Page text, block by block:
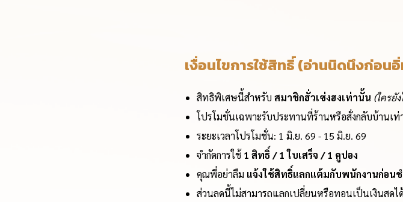
เงื่อนไขการใช้สิทธิ์ (อ่านนิดนึงก่อ
สิทธิพิเศษนี้สำหรับ สมาชิกฮั่วเซ่งฮงเท่านั้น (ใครยั
โปรโมชั่นเฉพาะรับประทานที่ร้านหรือสั่งกลับบ้านเ
ระยะเวลาโปรโมชั่น: 1 มิ.ย. 69 - 15 มิ.ย. 69
จำกัดการใช้ 1 สิทธิ์ / 1 ใบเสร็จ / 1 คูปอง
คุณพี่อย่าลืม แจ้งใช้สิทธิ์แลกแต้มกับพนักงานก่อนช
ส่วนลดนี้ไม่สามารถแลกเปลี่ยนหรือทอนเป็นเงินสดได้